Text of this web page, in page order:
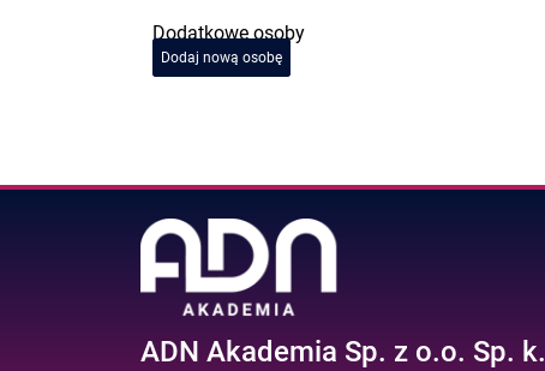
Dodatkowe osoby
Dodaj nową osobę
ADN Akademia Sp. z o.o. Sp. k.